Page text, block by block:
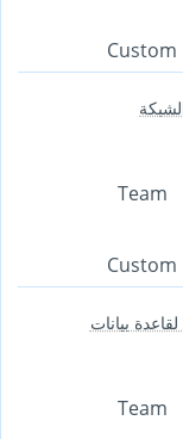
Custom
Team
Custom
Team